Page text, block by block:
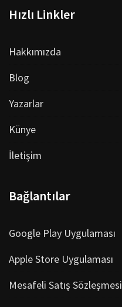
Hızlı Linkler
Hakkımızda
Blog
Yazarlar
Künye
İletişim
Bağlantılar
Google Play Uygulaması
Apple Store Uygulaması
Mesafeli Satış Sözleşmesi